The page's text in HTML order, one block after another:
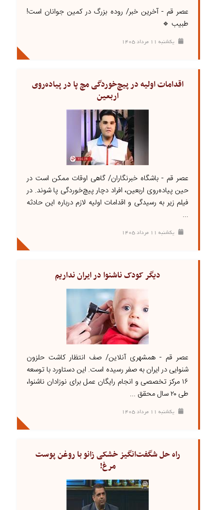
عصر قم - آخرین خبر/ روده بزرگ در کمین جوانان است!
طبیب 🔹
يکشنبه ۱۱ مرداد ۱۴۰۵
اقدامات اولیه در پیچ‌خوردگی مچ پا در پیاده‌روی
اربعین
عصر قم - باشگاه خبرنگاران/ گاهی اوقات ممکن است در
حین پیاده‌روی اربعین، افراد دچار پیچ‌خوردگی پا شوند. در
فیلم زیر به رسیدگی و اقدامات اولیه لازم درباره این حادثه
...
يکشنبه ۱۱ مرداد ۱۴۰۵
دیگر کودک ناشنوا در ایران نداریم
عصر قم - همشهری آنلاین/ صف انتظار کاشت حلزون
شنوایی در ایران به صفر رسیده است. این دستاورد با توسعه
۱۶ مرکز تخصصی و انجام رایگان عمل برای نوزادان ناشنوا،
طی ۲۰ سال محقق ...
يکشنبه ۱۱ مرداد ۱۴۰۵
راه حل شگفت‌انگیز خشکی زانو با روغن پوست
مرغ!